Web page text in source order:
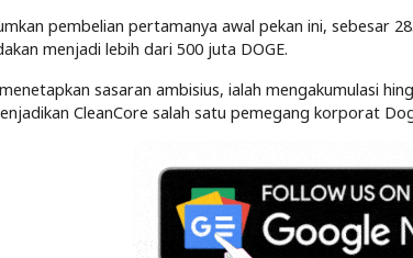
pembelian pertamanya awal pekan ini, sebesar
menjadi lebih dari 500 juta DOGE.
sasaran ambisius, ialah mengakumulasi
CleanCore salah satu pemegang korporat